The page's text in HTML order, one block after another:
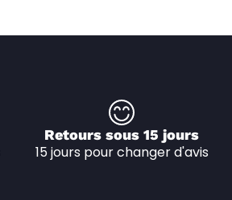
Retours sous 15 jours
15 jours pour changer d'avis